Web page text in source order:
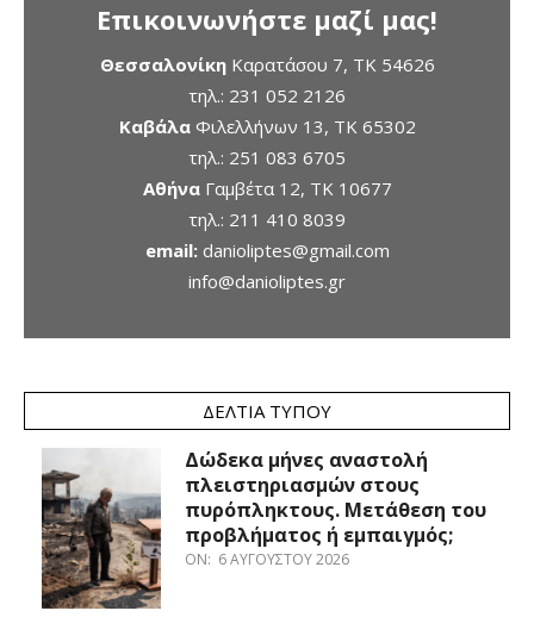
Επικοινωνήστε μαζί μας!
ΘεσσαλονίκηΚαρατάσου 7, TK 54626
τηλ.: 231 052 2126
ΚαβάλαΦιλελλήνων 13, ΤΚ 65302
τηλ.: 251 083 6705
ΑθήναΓαμβέτα 12, ΤΚ 10677
τηλ.: 211 410 8039
email: danioliptes@gmail.com
info@danioliptes.gr
ΔΕΛΤΊΑ ΤΎΠΟΥ
Δώδεκα μήνες αναστολή
πλειστηριασμών στους
πυρόπληκτους. Μετάθεση του
προβλήματος ή εμπαιγμός;
ON: 6 ΑΥΓΟΎΣΤΟΥ 2026